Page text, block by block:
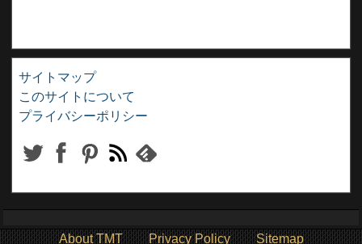
サイトマップ
このサイトについて
プライバシーポリシー
About TMT Privacy Policy Sitemap